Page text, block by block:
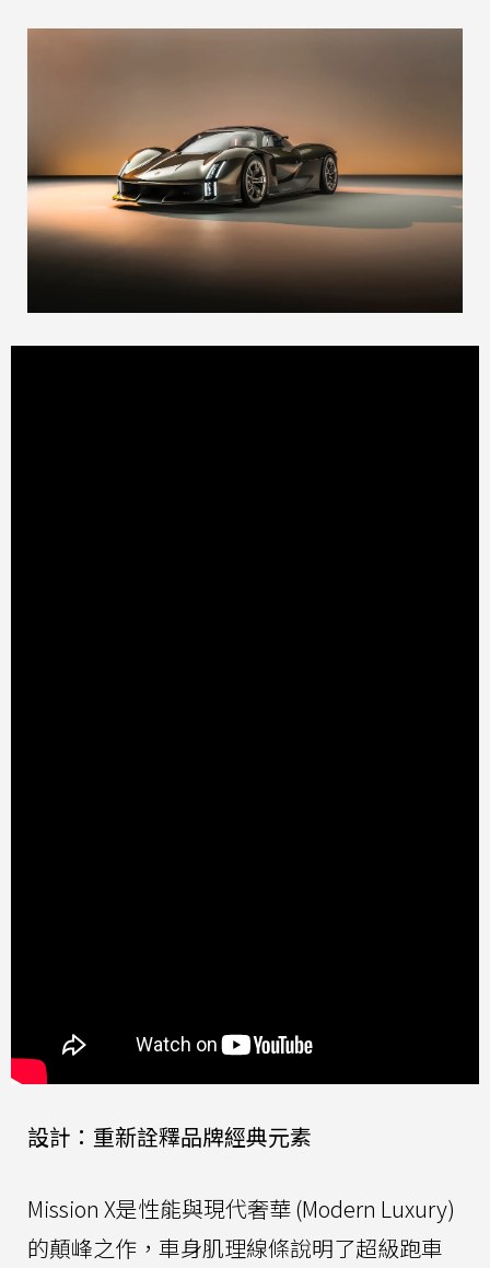
設計：重新詮釋品牌經典元素
Mission X是性能與現代奢華 (Modern Luxury)
的顛峰之作，車身肌理線條說明了超級跑車